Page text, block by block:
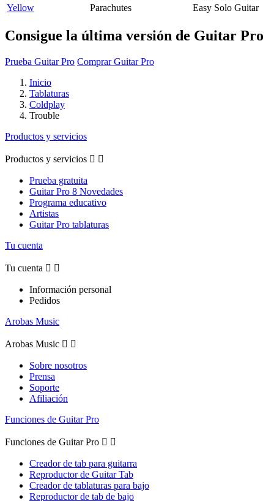
Yellow
Parachutes Easy Solo Guitar
Consigue la última versión de Guitar Pro
Prueba Guitar Pro Comprar Guitar Pro
Inicio
Tablaturas
Coldplay
Trouble
Productos y servicios
Productos y servicios  
Prueba gratuita
Guitar Pro 8 Novedades
Programa educativo
Artistas
Guitar Pro tablaturas
Tu cuenta
Tu cuenta  
Información personal
Pedidos
Arobas Music
Arobas Music  
Sobre nosotros
Prensa
Soporte
Afiliación
Funciones de Guitar Pro
Funciones de Guitar Pro  
Creador de tab para guitarra
Reproductor de Guitar Tab
Creador de tablaturas para bajo
Reproductor de tab de bajo